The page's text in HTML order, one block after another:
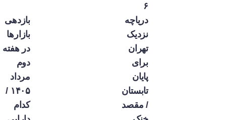
۶
دریاچه
نزدیک
تهران
برای
پایان
تابستان
/ مقصد
بازدهی
بازارها
در هفته
دوم
مرداد
۱۴۰۵ /
کدام